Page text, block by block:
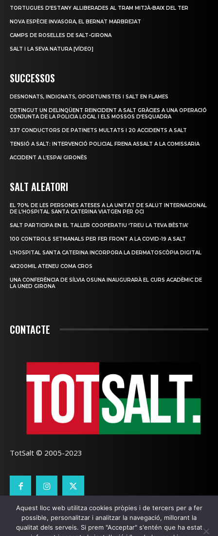
TORTUGUES D’ESTANY ALLIBERADES AL TRAM MITJÀ-BAIX DEL TER
NOVA ESPÈCIE INVASORA, EL BERNAT MARBREJAT
CAMPS DE ROSELLES DE SALT-GIRONA
SALT I LA SEVA NATURA [VÍDEO]
SUCCESSOS
DESNONATS, INDIGNATS, OPORTUNISTES I SALT EN FLAMES
DETINGUT UN DELINQÜENT REINCIDENT A SALT GRÀCIES A UNA OPERACIÓ
CONJUNTA DE LA POLICIA LOCAL I ELS MOSSOS D’ESQUADRA
337 CONDUCTORS DE PATINETS MULTATS I 20 ACCIDENTS A SALT
TENSIÓ A SALT: INTERVENCIÓ POLICIAL FRENA ASSALT A LA COMISSARIA
ACCIDENT A L’ESPAI GIRONÈS
SALT ALEATORI
EL 70% DE LES PERSONES ATESES A LA UNITAT DE SALUT INTERNACIONAL
DE L’HOSPITAL SANTA CATERINA VIATGEN PER OCI
SALT PARTICIPA EN EL TALLER COOPERATIU ‘TREU LA TEVA BÈSTIA’
100 CONTROLS SETMANALS PER FER FRONT A LA COVID-19 A SALT
L’HOSPITAL SANTA CATERINA INCORPORA LA DERMATOSCÒPIA DIGITAL
4X200MIL ATENEU COMA CROS
UNA CONFERÈNCIA DE SÍLVIA OSUNA INAUGURARÀ EL CURS ACADÈMIC DE
LA UNED GIRONA
CONTACTE
TotSalt © 2005-2023
CONTACTE TOTSALT AVÍS LEGAL GALETES
SEO LOCALI PÀGINES WEB GIRONA ZOOOMWEB
Aquest lloc web utilitza cookies pròpies i de tercers per a fer
possible, personalitzar i analitzar la navegació, millorant la
qualitat dels serveis. Si prem "Acceptar" s'entén que ha estat